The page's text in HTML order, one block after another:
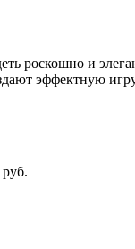
роскошно и
эффектную